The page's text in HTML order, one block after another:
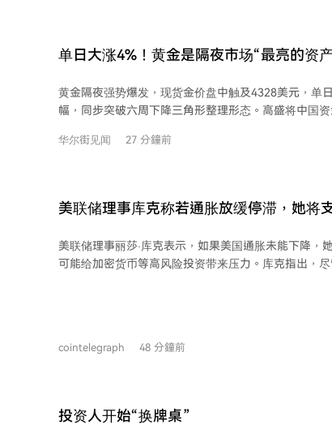
单日大涨4%！黄金是隔夜市场“最亮的资
黄金隔夜强势爆发，现货金价盘中触及4328美元，单
幅，同步突破六周下降三角形整理形态。高盛将中国
金同比激增62%创历史纪录，韩国时隔13年重返市场
华尔街见闻 27 分鐘前
美联储理事库克称若通胀放缓停滞，她将
美联储理事丽莎·库克表示，如果美国通胀未能下降，
可能给加密货币等高风险投资带来压力。库克指出，
得后续控制更加困难。
cointelegraph 48 分鐘前
投资人开始“换牌桌”